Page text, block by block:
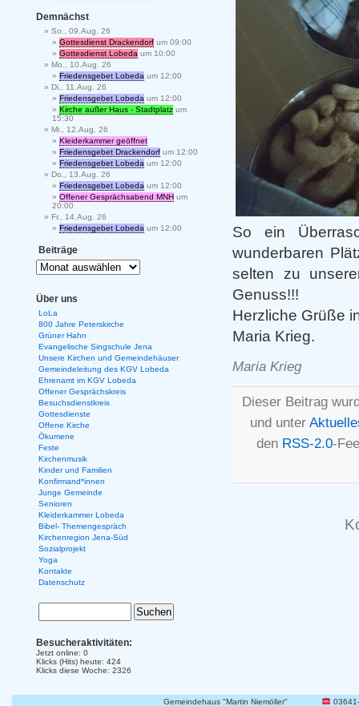
So ein
wunderbaren
selten zu
Genuss!!!
Herzliche Grüße
Maria Krieg.
Maria Krieg
Dieser Beitrag
und unter
den RSS-2.0-
Demnächst
So., 09.Aug. 26
Gottesdienst Drackendorf um 09:00
Gottesdienst Lobeda um 10:00
Mo., 10.Aug. 26
Friedensgebet Lobeda um 12:00
Di., 11.Aug. 26
Friedensgebet Lobeda um 12:00
Kirche außer Haus - Stadtplatz um
15:30
Mi., 12.Aug. 26
Kleiderkammer geöffnet
Friedensgebet Drackendorf um 12:00
Friedensgebet Lobeda um 12:00
Do., 13.Aug. 26
Friedensgebet Lobeda um 12:00
Offener Gesprächsabend MNH um
20:00
Fr., 14.Aug. 26
Friedensgebet Lobeda um 12:00
Beiträge
Über uns
LoLa
800 Jahre Peterskirche
Grüner Hahn
Evangelische Singschule Jena
Unsere Kirchen und Gemeindehäuser
Gemeindeleitung des KGV Lobeda
Ehrenamt im KGV Lobeda
Offener Gesprächskreis
Besuchsdienstkreis
Gottesdienste
Offene Kirche
Ökumene
Feste
Kirchenmusik
Kinder und Familien
Konfirmand*innen
Junge Gemeinde
Senioren
Kleiderkammer Lobeda
Bibel- Themengespräch
Kirchenregion Jena-Süd
Sozialprojekt
Yoga
Kontakte
Datenschutz
Besucheraktivitäten:
Jetzt online: 0
Klicks (Hits) heute: 424
Klicks diese Woche: 2326
Gemeindehaus "Martin Niemöller"